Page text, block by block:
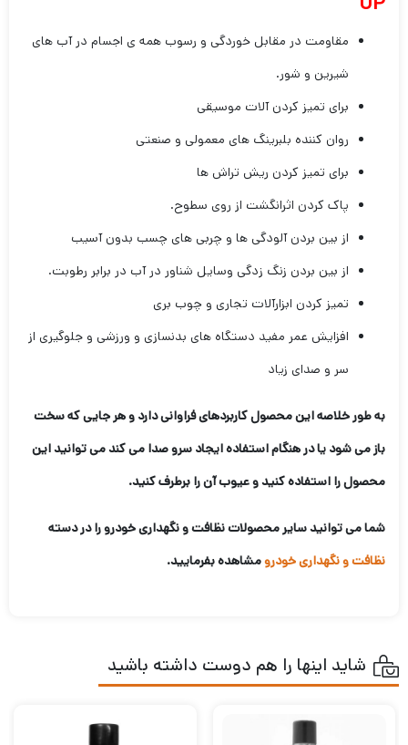
مقاومت در مقابل خوردگی و رسوب همه ی اجسام در آب های
شیرین و شور.
برای تمیز کردن آلات موسیقی
روان کننده بلبرینگ های معمولی و صنعتی
برای تمیز کردن ریش تراش ها
پاک کردن اثرانگشت از روی سطوح.
از بین بردن آلودگی ها و چربی های چسب بدون آسیب
از بین بردن زنگ زدگی وسایل شناور در آب در برابر رطوبت.
تمیز کردن ابزارآلات تجاری و چوب بری
افزایش عمر مفید دستگاه های بدنسازی و ورزشی و جلوگیری از
سر و صدای زیاد
به طور خلاصه این محصول کاربردهای فراوانی دارد و هر جایی که سخت
باز می شود یا در هنگام استفاده ایجاد سرو صدا می کند می توانید این
محصول را استفاده کنید و عیوب آن را برطرف کنید.
شما می توانید سایر محصولات نظافت و نگهداری خودرو را در دسته
نظافت و نگهداری خودرومشاهده بفرمایید.
شاید اینها را هم دوست داشته باشید